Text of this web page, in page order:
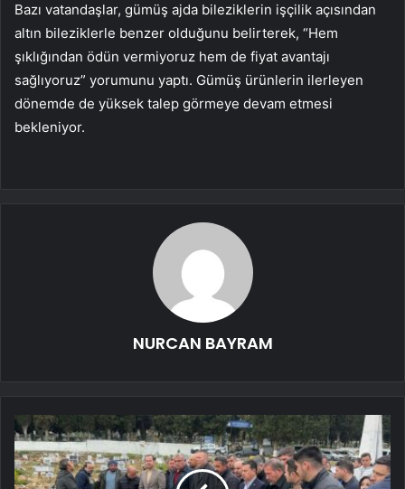
Bazı vatandaşlar, gümüş ajda bileziklerin işçilik açısından
altın bileziklerle benzer olduğunu belirterek, “Hem
şıklığından ödün vermiyoruz hem de fiyat avantajı
sağlıyoruz” yorumunu yaptı. Gümüş ürünlerin ilerleyen
dönemde de yüksek talep görmeye devam etmesi
bekleniyor.
NURCAN BAYRAM